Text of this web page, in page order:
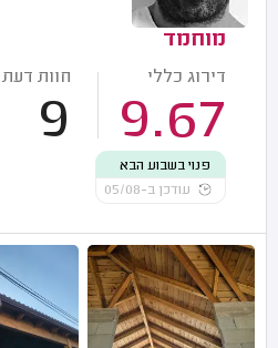
מוחמד
דירוג כללי
9.67
חוות דעת
9
פנוי בשבוע הבא
עודכן ב-05/08